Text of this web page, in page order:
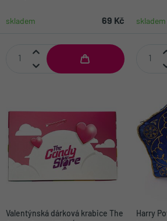
skladem 69 Kč skladem
Valentýnská dárková krabice The
Harry